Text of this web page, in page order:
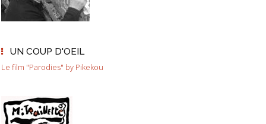
UN COUP D'OEIL
Le film "Parodies" by Pikekou